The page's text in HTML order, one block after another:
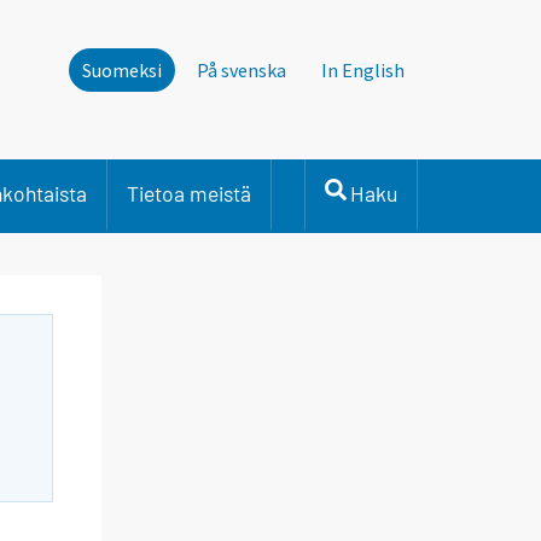
Suomeksi På svenska In English
Tietoa meistä Haku